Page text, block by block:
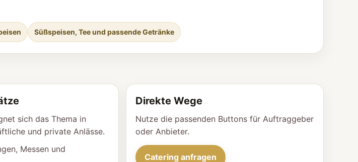
Süßspeisen, Tee und passende Getränke
sich das Thema in
und private Anlässe.
Messen und
Direkte Wege
Nutze die passenden Buttons für Auftraggeber
oder Anbieter.
Catering anfragen